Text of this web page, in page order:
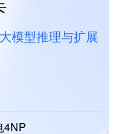
模型推理与扩展
4NP